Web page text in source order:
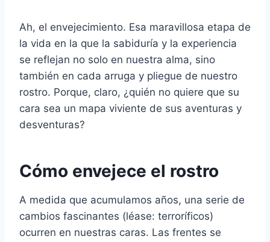
Ah, el envejecimiento. Esa maravillosa etapa de
la vida en la que la sabiduría y la experiencia
se reflejan no solo en nuestra alma, sino
también en cada arruga y pliegue de nuestro
rostro. Porque, claro, ¿quién no quiere que su
cara sea un mapa viviente de sus aventuras y
desventuras?
Cómo envejece el rostro
A medida que acumulamos años, una serie de
cambios fascinantes (léase: terroríficos)
ocurren en nuestras caras. Las frentes se